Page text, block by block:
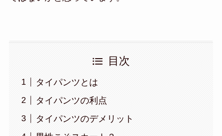
目次
タイパンツとは
タイパンツの利点
タイパンツのデメリット